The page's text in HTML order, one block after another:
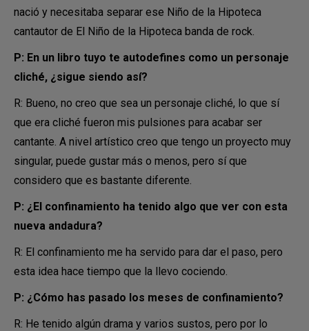
nació y necesitaba separar ese Niño de la Hipoteca
cantautor de El Niño de la Hipoteca banda de rock.
P: En un libro tuyo te autodefines como un personaje
cliché, ¿sigue siendo así?
R: Bueno, no creo que sea un personaje cliché, lo que sí
que era cliché fueron mis pulsiones para acabar ser
cantante. A nivel artístico creo que tengo un proyecto muy
singular, puede gustar más o menos, pero sí que
considero que es bastante diferente.
P: ¿El confinamiento ha tenido algo que ver con esta
nueva andadura?
R: El confinamiento me ha servido para dar el paso, pero
esta idea hace tiempo que la llevo cociendo.
P: ¿Cómo has pasado los meses de confinamiento?
R: He tenido algún drama y varios sustos, pero por lo